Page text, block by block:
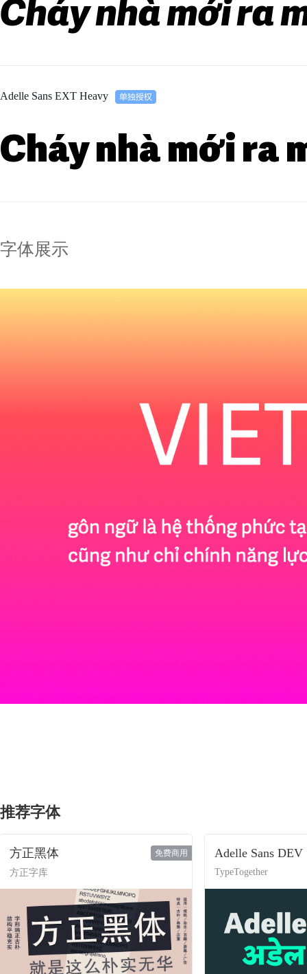
Adelle Sans EXT Heavy
Cháy nhà mới ra
字体展示
推荐字体
方正黑体
方正字库
免费商用 Adelle Sans DEV
TypeTogether